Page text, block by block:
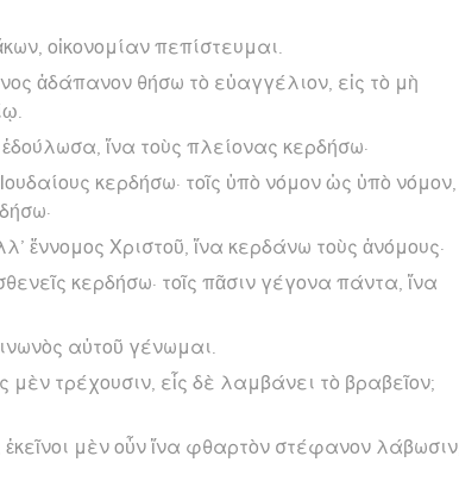
οἰκονομίαν πεπίστευμαι.
ἀδάπανον θήσω τὸ εὐαγγέλιον, εἰς τὸ μὴ
ἵνα τοὺς πλείονας κερδήσω·
κερδήσω· τοῖς ὑπὸ νόμον ὡς ὑπὸ νόμον,
ἔννομος Χριστοῦ, ἵνα κερδάνω τοὺς ἀνόμους·
κερδήσω· τοῖς πᾶσιν γέγονα πάντα, ἵνα
αὐτοῦ γένωμαι.
μὲν τρέχουσιν, εἷς δὲ λαμβάνει τὸ βραβεῖον;
μὲν οὖν ἵνα φθαρτὸν στέφανον λάβωσιν,